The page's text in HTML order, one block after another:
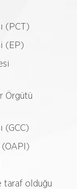
(EP)
taraf olduğu